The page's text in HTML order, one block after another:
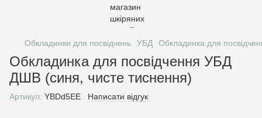
Обкладинки для посвідчень УБД Обкладинка для
Обкладинка для посвідчення УБД
ДШВ (синя, чисте тиснення)
Артикул: YBDd5EE Написати відгук